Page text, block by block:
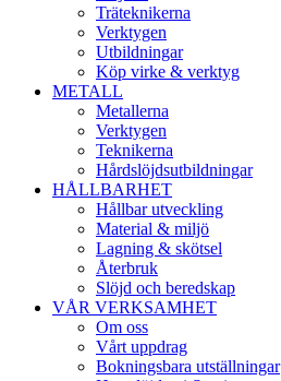
Träteknikerna
Verktygen
Utbildningar
Köp virke & verktyg
METALL
Metallerna
Verktygen
Teknikerna
Hårdslöjdsutbildningar
HÅLLBARHET
Hållbar utveckling
Material & miljö
Lagning & skötsel
Återbruk
Slöjd och beredskap
VÅR VERKSAMHET
Om oss
Vårt uppdrag
Bokningsbara utställningar